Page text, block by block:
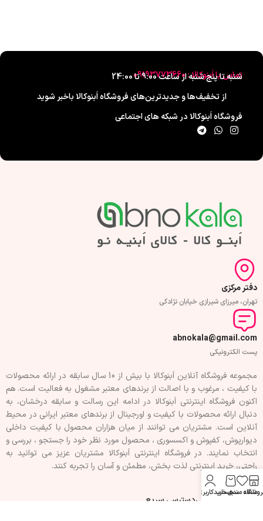
تماس با اَبنوکالا : 09193773660
شنبه تا پنج شنبه از ساعت 9:00 تا 24:00
از تخفیف‌ها و جدیدترین‌های فروشگاه اَبنوکالا باخبر شوید
فروشگاه اَبنوکالا در شبکه های اجتماعی
دفتر مرکزی
تهران، میرزای شیرازی خیابان نژادکی
abnokala@gmail.com
پست الکترونیکی
مجموعه فروشگاه آنلاین اَبنوکالا با بیش از 10 سال سابقه در ارائه محصولات
با کيفيت ، مرغوب و با اصالت از برندهای معتبر مشغول به فعاليت است. هم
اکنون فروشگاه اینترنتی اَبنوکالا در ادامه اين رسالت و سابقه درخشان، به
دنبال ارائه محصولات با کيفيت و اورجينال از برندهای معتبر ايرانی در محيط
آنلاين است. مشتريان می توانند از ميان هزاران محصول با کيفيت داخلی
دیوارپوش، کفپوش و اکسسوری ، محصول مورد نظر خود را جستجو ، بررسی و
انتخاب نمايند. در فروشگاه اینترنتی اَبنوکالا مشتريان عزیز می توانيد به
راحتی، خرید اینترنتی لذت بخش، مطمئن و آسان را تجربه کنند.
فهرست سفارشیدسترسی سریع
علاقه مندیسبد خرید
حساب کاربری من